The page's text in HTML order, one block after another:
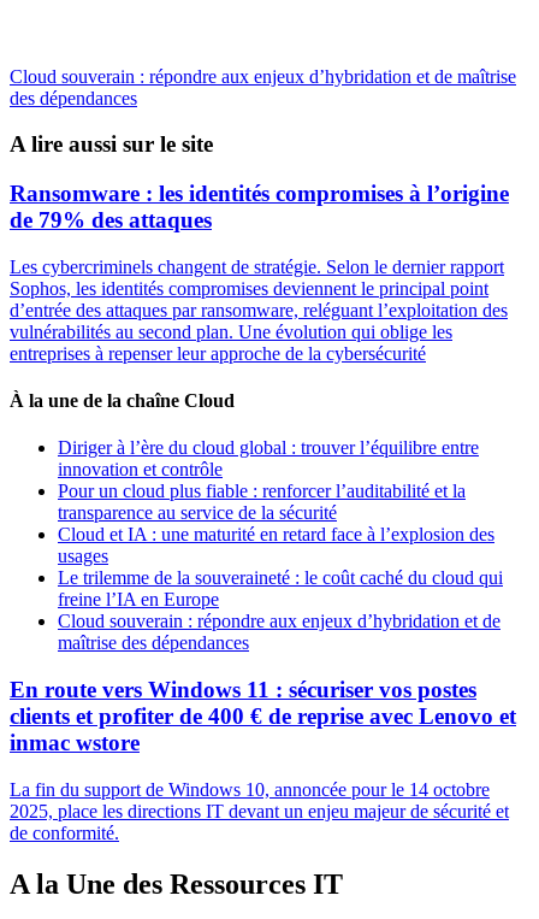
Cloud souverain : répondre aux enjeux d’hybridation et de maîtrise
des dépendances
A lire aussi sur le site
Ransomware : les identités compromises à l’origine
de 79% des attaques
Les cybercriminels changent de stratégie. Selon le dernier rapport
Sophos, les identités compromises deviennent le principal point
d’entrée des attaques par ransomware, reléguant l’exploitation des
vulnérabilités au second plan. Une évolution qui oblige les
entreprises à repenser leur approche de la cybersécurité
À la une de la chaîne Cloud
Diriger à l’ère du cloud global : trouver l’équilibre entre
innovation et contrôle
Pour un cloud plus fiable : renforcer l’auditabilité et la
transparence au service de la sécurité
Cloud et IA : une maturité en retard face à l’explosion des
usages
Le trilemme de la souveraineté : le coût caché du cloud qui
freine l’IA en Europe
Cloud souverain : répondre aux enjeux d’hybridation et de
maîtrise des dépendances
En route vers Windows 11 : sécuriser vos postes
clients et profiter de 400 € de reprise avec Lenovo et
inmac wstore
La fin du support de Windows 10, annoncée pour le 14 octobre
2025, place les directions IT devant un enjeu majeur de sécurité et
de conformité.
A la Une des Ressources IT